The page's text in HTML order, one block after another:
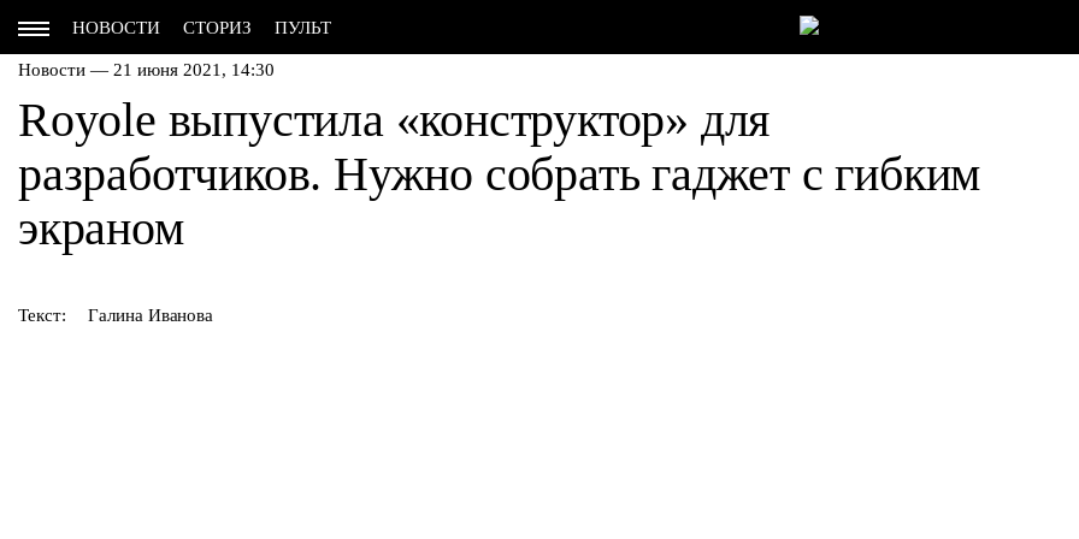
НОВОСТИ СТОРИЗ ПУЛЬТ
Новости — 21 июня 2021, 14:30
Royole выпустила «конструктор» для
разработчиков. Нужно собрать гаджет с гибким
экраном
Текст: Галина Иванова